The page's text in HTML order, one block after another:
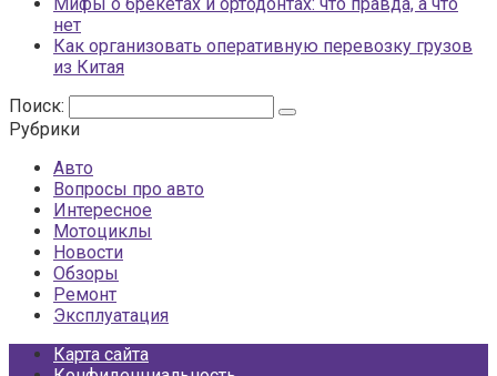
нет
Как организовать оперативную перевозку грузов
из Китая
Поиск:
Рубрики
Авто
Вопросы про авто
Интересное
Мотоциклы
Новости
Обзоры
Ремонт
Эксплуатация
Карта сайта